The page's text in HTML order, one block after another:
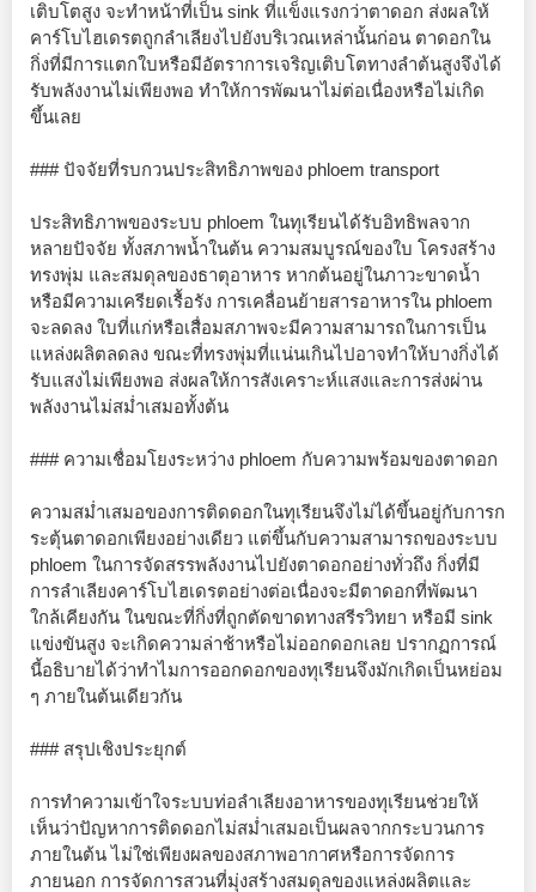
เติบโตสูง จะทำหน้าที่เป็น sink ที่แข็งแรงกว่าตาดอก ส่งผลให้
คาร์โบไฮเดรตถูกลำเลียงไปยังบริเวณเหล่านั้นก่อน ตาดอกใน
กิ่งที่มีการแตกใบหรือมีอัตราการเจริญเติบโตทางลำต้นสูงจึงได้
รับพลังงานไม่เพียงพอ ทำให้การพัฒนาไม่ต่อเนื่องหรือไม่เกิด
ขึ้นเลย
### ปัจจัยที่รบกวนประสิทธิภาพของ phloem transport
ประสิทธิภาพของระบบ phloem ในทุเรียนได้รับอิทธิพลจาก
หลายปัจจัย ทั้งสภาพน้ำในต้น ความสมบูรณ์ของใบ โครงสร้าง
ทรงพุ่ม และสมดุลของธาตุอาหาร หากต้นอยู่ในภาวะขาดน้ำ
หรือมีความเครียดเรื้อรัง การเคลื่อนย้ายสารอาหารใน phloem
จะลดลง ใบที่แก่หรือเสื่อมสภาพจะมีความสามารถในการเป็น
แหล่งผลิตลดลง ขณะที่ทรงพุ่มที่แน่นเกินไปอาจทำให้บางกิ่งได้
รับแสงไม่เพียงพอ ส่งผลให้การสังเคราะห์แสงและการส่งผ่าน
พลังงานไม่สม่ำเสมอทั้งต้น
### ความเชื่อมโยงระหว่าง phloem กับความพร้อมของตาดอก
ความสม่ำเสมอของการติดดอกในทุเรียนจึงไม่ได้ขึ้นอยู่กับการก
ระตุ้นตาดอกเพียงอย่างเดียว แต่ขึ้นกับความสามารถของระบบ
phloem ในการจัดสรรพลังงานไปยังตาดอกอย่างทั่วถึง กิ่งที่มี
การลำเลียงคาร์โบไฮเดรตอย่างต่อเนื่องจะมีตาดอกที่พัฒนา
ใกล้เคียงกัน ในขณะที่กิ่งที่ถูกตัดขาดทางสรีรวิทยา หรือมี sink
แข่งขันสูง จะเกิดความล่าช้าหรือไม่ออกดอกเลย ปรากฏการณ์
นี้อธิบายได้ว่าทำไมการออกดอกของทุเรียนจึงมักเกิดเป็นหย่อม
ๆ ภายในต้นเดียวกัน
### สรุปเชิงประยุกต์
การทำความเข้าใจระบบท่อลำเลียงอาหารของทุเรียนช่วยให้
เห็นว่าปัญหาการติดดอกไม่สม่ำเสมอเป็นผลจากกระบวนการ
ภายในต้น ไม่ใช่เพียงผลของสภาพอากาศหรือการจัดการ
ภายนอก การจัดการสวนที่มุ่งสร้างสมดุลของแหล่งผลิตและ